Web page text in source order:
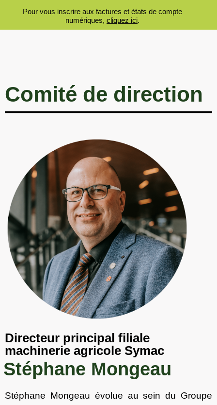
Comité de direction
Directeur principal filiale
machinerie agricole Symac
Stéphane Mongeau
Stéphane Mongeau évolue au sein du Groupe
Pour vous inscrire aux factures et états de compte
numériques, cliquez ici.